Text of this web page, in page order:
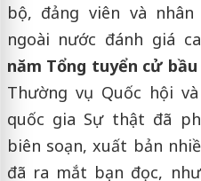
bộ, đảng viên và
ngoài nước đánh giá
năm Tổng tuyển cử
Thường vụ Quốc hội
quốc gia Sự thật đã
biên soạn, xuất bản
đã ra mắt bạn đọc,